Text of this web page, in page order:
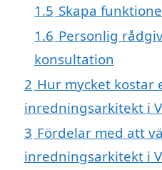
1.5 Skapa
1.6 Personlig
konsultation
2 Hur mycket kostar
inredningsarkitekt i
3 Fördelar med att
inredningsarkitekt i